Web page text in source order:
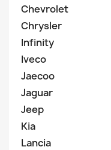
Chevrolet
Chrysler
Infinity
Iveco
Jaecoo
Jaguar
Jeep
Kia
Lancia